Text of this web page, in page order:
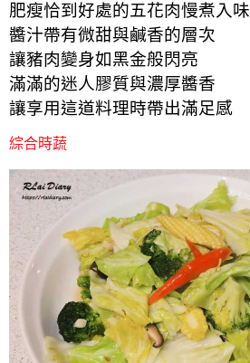
肥瘦恰到好處的五花肉慢煮入味
醬汁帶有微甜與鹹香的層次
讓豬肉變身如黑金般閃亮
滿滿的迷人膠質與濃厚醬香
讓享用這道料理時帶出滿足感
綜合時蔬